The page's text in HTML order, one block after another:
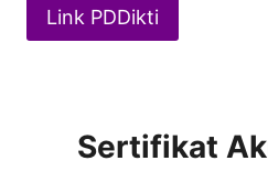
Link PDDikti
Sertifikat